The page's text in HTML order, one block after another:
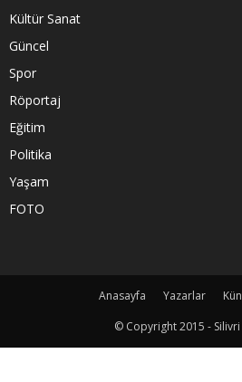
Kültür Sanat
Güncel
Spor
Röportaj
Eğitim
Politika
Yaşam
FOTO
Anasayfa Yazarlar
© Copyright 2015 -